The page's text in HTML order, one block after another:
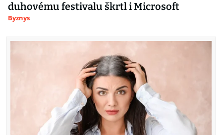
duhovému festivalu škrtl i Microsoft
Byznys